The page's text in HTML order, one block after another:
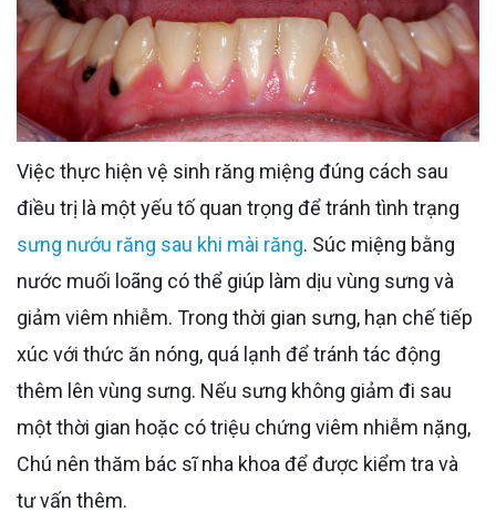
Việc thực hiện vệ sinh răng miệng đúng cách sau
điều trị là một yếu tố quan trọng để tránh tình trạng
sưng nướu răng sau khi mài răng. Súc miệng bằng
nước muối loãng có thể giúp làm dịu vùng sưng và
giảm viêm nhiễm. Trong thời gian sưng, hạn chế tiếp
xúc với thức ăn nóng, quá lạnh để tránh tác động
thêm lên vùng sưng. Nếu sưng không giảm đi sau
một thời gian hoặc có triệu chứng viêm nhiễm nặng,
Chú nên thăm bác sĩ nha khoa để được kiểm tra và
tư vấn thêm.